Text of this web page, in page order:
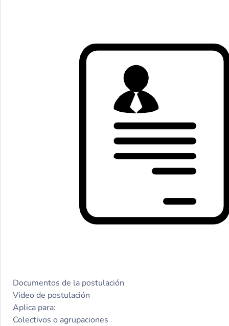
Documentos de la postulación
Video de postulación
Aplica para:
Colectivos o agrupaciones